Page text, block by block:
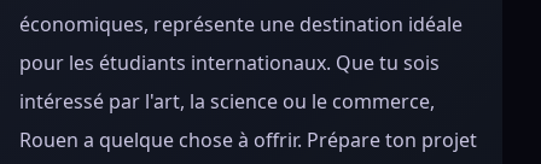
économiques, représente une destination idéale
pour les étudiants internationaux. Que tu sois
intéressé par l'art, la science ou le commerce,
Rouen a quelque chose à offrir. Prépare ton projet